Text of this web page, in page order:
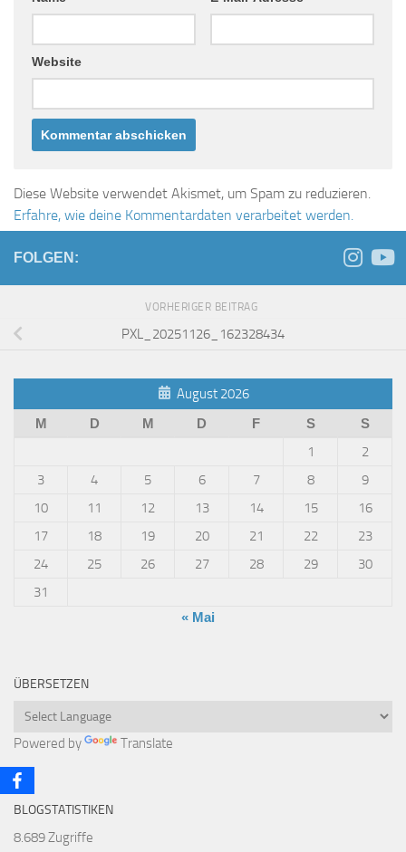
Website
Diese Website verwendet Akismet, um Spam zu reduzieren.
Erfahre, wie deine Kommentardaten verarbeitet werden.
FOLGEN:
VORHERIGER BEITRAG
PXL_20251126_162328434
August 2026
M D M D F S S
1
2
3
4 5 6 7 8
9
10
11 12 13 14 15
16
17
18 19 20 21 22
23
24
25 26 27 28 29
30
31
« Mai
ÜBERSETZEN
Powered by Translate
BLOGSTATISTIKEN
8.689 Zugriffe